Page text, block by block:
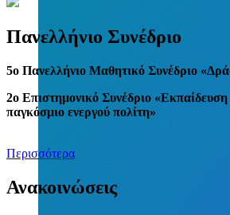
Πανελλήνιο Συνέδριο
5o Πανελλήνιο Μαθητικό Συνέδριο
2ο Επιστημονικό Συνέδριο «Εκπαίδευση
παγκόσμιο ενεργού πολίτη»
Περισσότερα
Ανακοινώσεις